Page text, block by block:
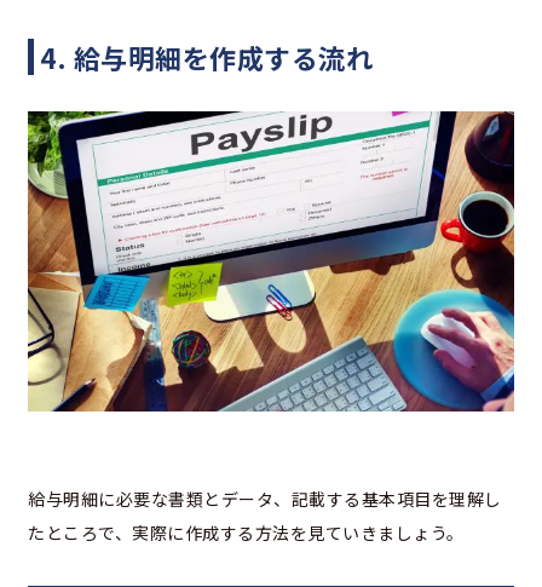
4. 給与明細を作成する流れ
給与明細に必要な書類とデータ、記載する基本項目を理解し
たところで、実際に作成する方法を見ていきましょう。